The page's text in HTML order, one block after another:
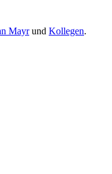
Mayrund Kollegen.